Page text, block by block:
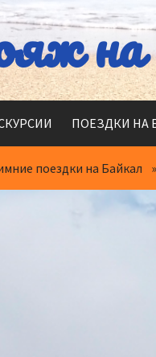
ПОЕЗДКИ НА
поездки на Байкал »